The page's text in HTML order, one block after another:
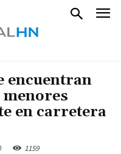
encuentran
en carretera
1159